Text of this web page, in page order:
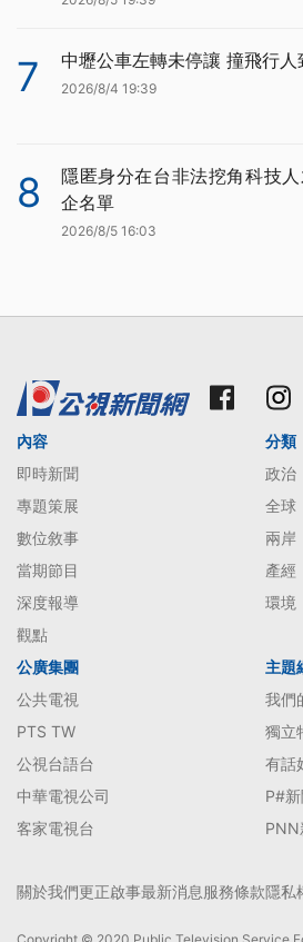
7 中壢公車左轉未停讓 撞飛行人
2026/8/4 19:39
8
隱匿身分在台非法挖角科技
企名單
2026/8/5 16:03
內容
即時新聞
專題策展
數位敘事
當期節目
深度報導
觀點
分類
政治
全球
兩岸
產經
環境
公廣集團
公共電視
PTS TW
公視台語台
中華電視公司
客家電視台
主題
我們
獨立
有話
P#
PNN
關於我們更正啟事最新消息服務條款隱私